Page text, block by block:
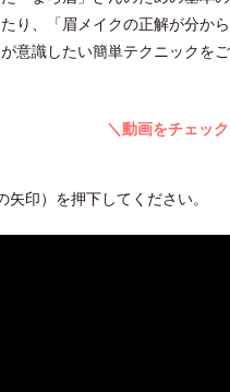
り、「眉メイクの正解が分か
意識したい簡単テクニックを
＼動画をチェッ
印）を押下してください。